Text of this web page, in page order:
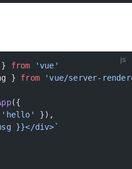
js
} from 'vue'
} from 'vue/server-
({
'hello'
}),
}}</div>`